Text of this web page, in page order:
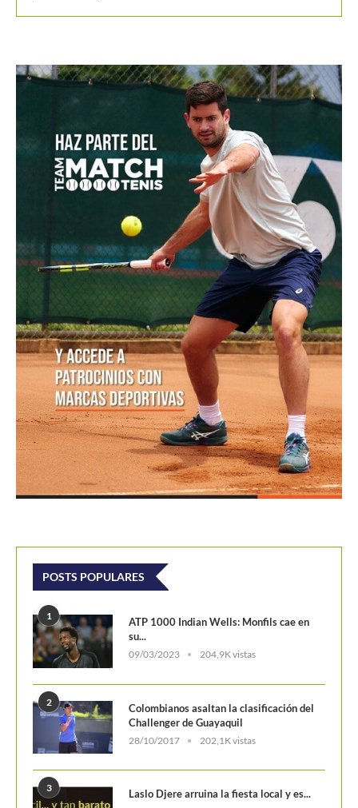
POSTS POPULARES
1
ATP 1000 Indian Wells: Monfils cae en
su...
09/03/2023 204,9K vistas
2
Colombianos asaltan la clasificación del
Challenger de Guayaquil
28/10/2017 202,1K vistas
3 Laslo Djere arruina la fiesta local y es...